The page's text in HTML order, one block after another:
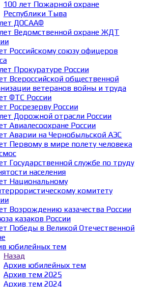
100 лет Пожарной охране
Республики Тыва
ДОСААФ
Ведомственной охране ЖДТ
Российскому союзу офицеров
Прокуратуре России
Всероссийской общественной
ветеранов войны и труда
ФТС России
Росрезерву России
Дорожной отрасли России
Авиалесоохране России
Аварии на Чернобыльской АЭС
Первому в мире полету человека
Государственной службе по труду
населения
Национальному
комитету
Возрождению казачества России
казаков России
Победы в Великой Отечественной
юбилейных тем
Назад
Архив юбилейных тем
Архив тем 2025
Архив тем 2024